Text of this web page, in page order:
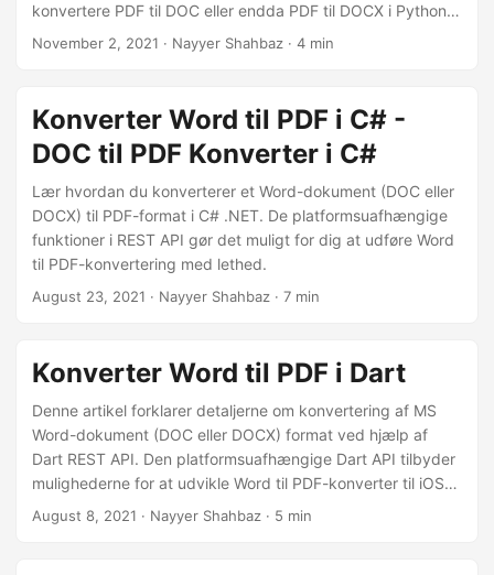
konvertere PDF til DOC eller endda PDF til DOCX i Python-
applikationen.
November 2, 2021 · Nayyer Shahbaz · 4 min
Konverter Word til PDF i C# -
DOC til PDF Konverter i C#
Lær hvordan du konverterer et Word-dokument (DOC eller
DOCX) til PDF-format i C# .NET. De platformsuafhængige
funktioner i REST API gør det muligt for dig at udføre Word
til PDF-konvertering med lethed.
August 23, 2021 · Nayyer Shahbaz · 7 min
Konverter Word til PDF i Dart
Denne artikel forklarer detaljerne om konvertering af MS
Word-dokument (DOC eller DOCX) format ved hjælp af
Dart REST API. Den platformsuafhængige Dart API tilbyder
mulighederne for at udvikle Word til PDF-konverter til iOS-
platformen.
August 8, 2021 · Nayyer Shahbaz · 5 min